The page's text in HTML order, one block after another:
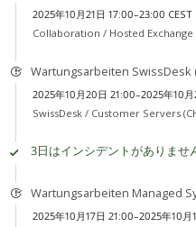
2025年10月21日 17:00–23:00 CEST
Collaboration / Hosted Exchange
Wartungsarbeiten SwissDesk
2025年10月20日 21:00–2025年10
SwissDesk / Customer Servers
3日はインシデントがありませ
Wartungsarbeiten Managed
2025年10月17日 21:00–2025年10月